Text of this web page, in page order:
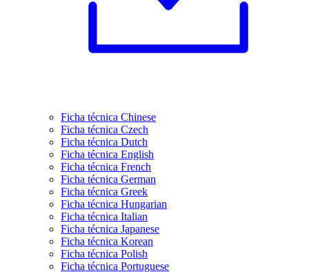
Ficha técnica Chinese
Ficha técnica Czech
Ficha técnica Dutch
Ficha técnica English
Ficha técnica French
Ficha técnica German
Ficha técnica Greek
Ficha técnica Hungarian
Ficha técnica Italian
Ficha técnica Japanese
Ficha técnica Korean
Ficha técnica Polish
Ficha técnica Portuguese